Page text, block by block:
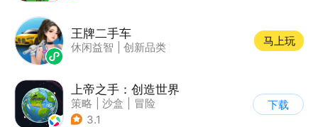
王牌二手车
休闲益智 创新品类
马上玩
上帝之手：创造世界
策略 沙盒
冒险
| 卡通
3.1
下载